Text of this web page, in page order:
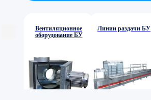
Вентиляционное
оборудование БУ
Линии раздачи БУ